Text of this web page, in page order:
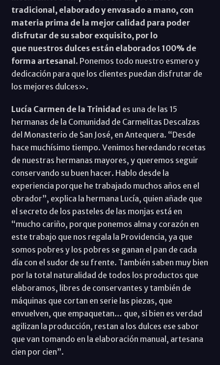
tradicional, elaborado y envasado a mano, con
materia prima de la mejor calidad para poder
disfrutar de su sabor exquisito, por lo
que nuestros dulces están elaborados 100% de
forma artesanal. Ponemos todo nuestro esmero y
dedicación para que los clientes puedan disfrutar de
los mejores dulces».
Lucía Carmen de la Trinidad es una de las 15
hermanas de la Comunidad de Carmelitas Descalzas
del Monasterio de San José, en Antequera. “Desde
hace muchísimo tiempo. Venimos heredando recetas
de nuestras hermanas mayores, y queremos seguir
conservando su buen hacer. Hablo desde la
experiencia porque he trabajado muchos años en el
obrador”, explica la hermana Lucía, quien añade que
el secreto de los pasteles de las monjas está en
“mucho cariño, porque ponemos alma y corazón en
este trabajo que nos regala la Providencia, ya que
somos pobres y los pobres se ganan el pan de cada
día con el sudor de su frente. También saben muy bien
por la total naturalidad de todos los productos que
elaboramos, libres de conservantes y también de
máquinas que cortan en serie las piezas, que
envuelven, que empaquetan… que, si bien es verdad
agilizan la producción, restan a los dulces ese sabor
que van tomando en la elaboración manual, artesana
cien por cien”.